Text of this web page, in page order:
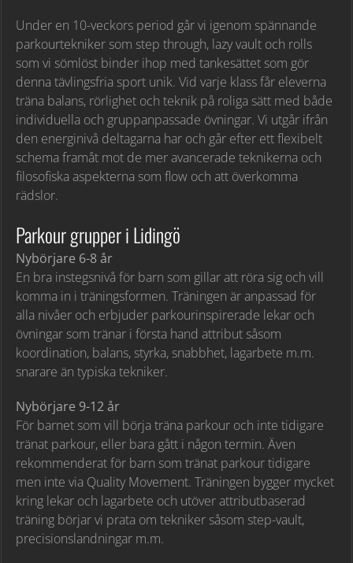
Under en 10-veckors period går vi igenom spännande
parkourtekniker som step through, lazy vault och rolls
som vi sömlöst binder ihop med tankesättet som gör
denna tävlingsfria sport unik. Vid varje klass får eleverna
träna balans, rörlighet och teknik på roliga sätt med både
individuella och gruppanpassade övningar. Vi utgår ifrån
den energinivå deltagarna har och går efter ett flexibelt
schema framåt mot de mer avancerade teknikerna och
filosofiska aspekterna som flow och att överkomma
rädslor.
Parkour grupper i Lidingö
Nybörjare 6-8 år
En bra instegsnivå för barn som gillar att röra sig och vill
komma in i träningsformen. Träningen är anpassad för
alla nivåer och erbjuder parkourinspirerade lekar och
övningar som tränar i första hand attribut såsom
koordination, balans, styrka, snabbhet, lagarbete m.m.
snarare än typiska tekniker.
Nybörjare 9-12 år
För barnet som vill börja träna parkour och inte tidigare
tränat parkour, eller bara gått i någon termin. Även
rekommenderat för barn som tränat parkour tidigare
men inte via Quality Movement. Träningen bygger mycket
kring lekar och lagarbete och utöver attributbaserad
träning börjar vi prata om tekniker såsom step-vault,
precisionslandningar m.m.